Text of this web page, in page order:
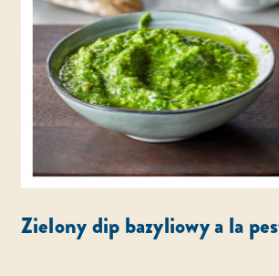
Zielony dip bazyliowy a la